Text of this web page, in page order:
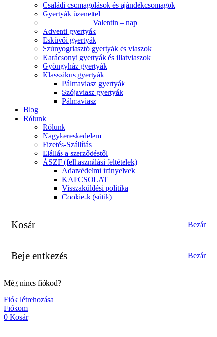
Családi csomagolások és ajándékcsomagok
Gyertyák üzenettel
Valentin – nap
Adventi gyertyák
Esküvői gyertyák
Szúnyogriasztó gyertyák és viaszok
Karácsonyi gyertyák és illatviaszok
Gyöngyház gyertyák
Klasszikus gyertyák
Pálmaviasz gyertyák
Szójaviasz gyertyák
Pálmaviasz
Blog
Rólunk
Rólunk
Nagykereskedelem
Fizetés-Szállítás
Elállás a szerződéstől
ÁSZF (felhasználási feltételek)
Adatvédelmi irányelvek
KAPCSOLAT
Visszaküldési politika
Cookie-k (sütik)
Kosár Bezár
Bejelentkezés Bezár
Még nincs fiókod?
Fiók létrehozása
Fiókom
0 Kosár